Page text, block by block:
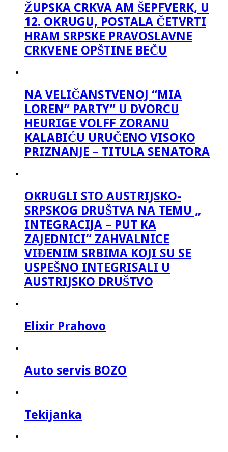
ŽUPSKA CRKVA AM ŠEPFVERK, U
12. OKRUGU, POSTALA ČETVRTI
HRAM SRPSKE PRAVOSLAVNE
CRKVENE OPŠTINE BEČU
NA VELIČANSTVENOJ “MIA
LOREN” PARTY” U DVORCU
HEURIGE VOLFF ZORANU
KALABIĆU URUČENO VISOKO
PRIZNANJE – TITULA SENATORA
OKRUGLI STO AUSTRIJSKO-
SRPSKOG DRUŠTVA NA TEMU „
INTEGRACIJA – PUT KA
ZAJEDNICI“ ZAHVALNICE
VIĐENIM SRBIMA KOJI SU SE
USPEŠNO INTEGRISALI U
AUSTRIJSKO DRUŠTVO
Elixir Prahovo
Auto servis BOZO
Tekijanka